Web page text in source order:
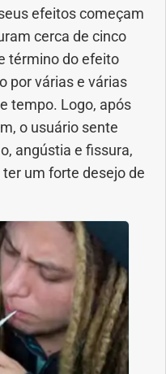
efeitos começam
cerca de cinco
término do efeito
por várias e várias
tempo. Logo, após
o usuário sente
angústia e fissura,
um forte desejo de